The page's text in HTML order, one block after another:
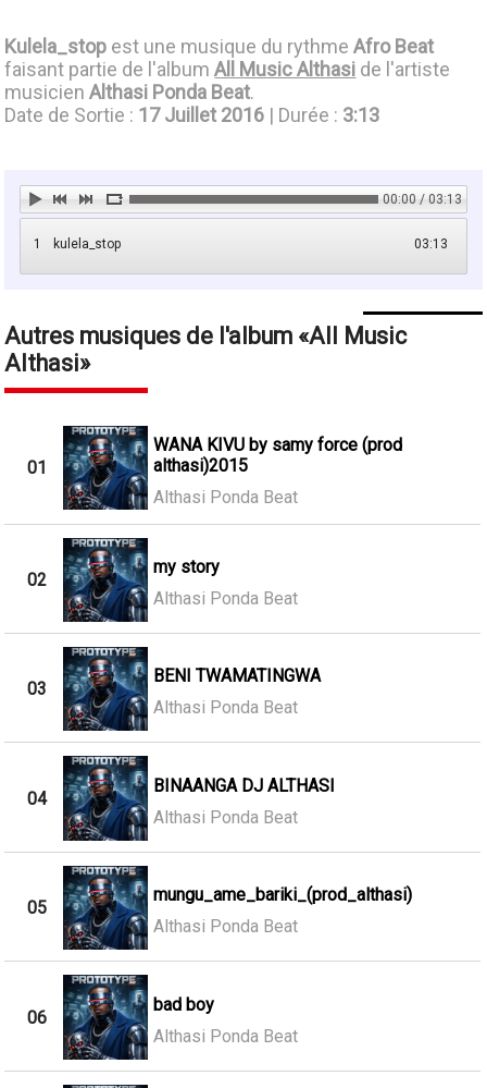
Kulela_stop est une musique du rythmeAfro Beat
faisant partie de l'albumAll Music Althasi de l'artiste
musicienAlthasi Ponda Beat.
Date de Sortie : 17 Juillet 2016 | Durée : 3:13
00:00 / 03:13
1 03:13
kulela_stop
Autres musiques de l'album
All Music
Althasi
01
WANA KIVU by samy force (prod
althasi)2015
Althasi Ponda Beat
02
my story
Althasi Ponda Beat
03
BENI TWAMATINGWA
Althasi Ponda Beat
04
BINAANGA DJ ALTHASI
Althasi Ponda Beat
05
mungu_ame_bariki_(prod_althasi)
Althasi Ponda Beat
06
bad boy
Althasi Ponda Beat